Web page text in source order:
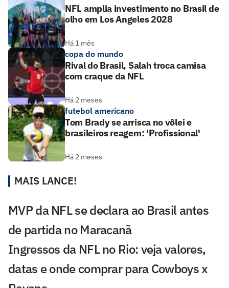
NFL amplia investimento no Brasil de
olho em Los Angeles 2028
Há 1 mês
copa do mundo
Rival do Brasil, Salah troca camisa
com craque da NFL
Há 2 meses
futebol americano
Tom Brady se arrisca no vôlei e
brasileiros reagem: 'Profissional'
Há 2 meses
MAIS LANCE!
MVP da NFL se declara ao Brasil antes
de partida no Maracanã
Ingressos da NFL no Rio: veja valores,
datas e onde comprar para Cowboys x